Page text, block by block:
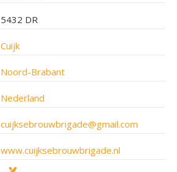
5432 DR
Cuijk
Noord-Brabant
Nederland
cuijksebrouwbrigade@gmail.com
www.cuijksebrouwbrigade.nl